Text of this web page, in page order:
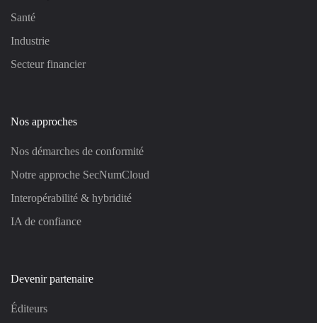
Santé
Industrie
Secteur financier
Nos approches
Nos démarches de conformité
Notre approche SecNumCloud
Interopérabilité & hybridité
IA de confiance
Devenir partenaire
Éditeurs